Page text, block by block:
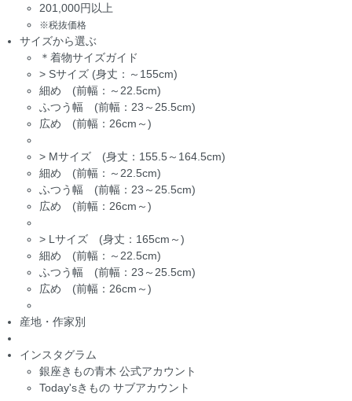
201,000円以上
※税抜価格
サイズから選ぶ
＊着物サイズガイド
> Sサイズ (身丈：～155cm)
細め (前幅：～22.5cm)
ふつう幅 (前幅：23～25.5cm)
広め (前幅：26cm～)
> Mサイズ (身丈：155.5～164.5cm)
細め (前幅：～22.5cm)
ふつう幅 (前幅：23～25.5cm)
広め (前幅：26cm～)
> Lサイズ (身丈：165cm～)
細め (前幅：～22.5cm)
ふつう幅 (前幅：23～25.5cm)
広め (前幅：26cm～)
産地・作家別
インスタグラム
銀座きもの青木 公式アカウント
Today'sきもの サブアカウント